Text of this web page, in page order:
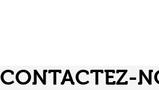
CONTACTEZ-